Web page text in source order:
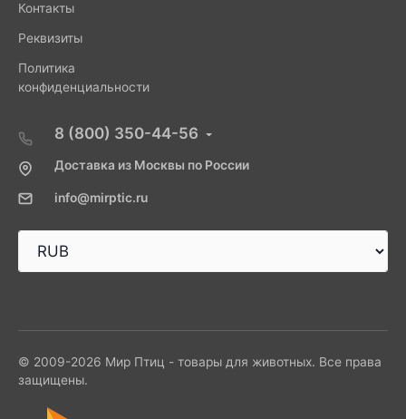
Контакты
Реквизиты
Политика
конфиденциальности
8 (800) 350-44-56
Доставка из Москвы по России
info@mirptic.ru
© 2009-2026 Мир Птиц - товары для животных. Все права
защищены.